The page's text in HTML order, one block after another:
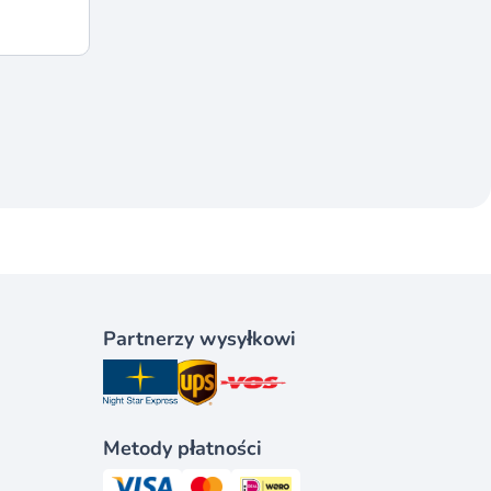
Partnerzy wysyłkowi
Metody płatności